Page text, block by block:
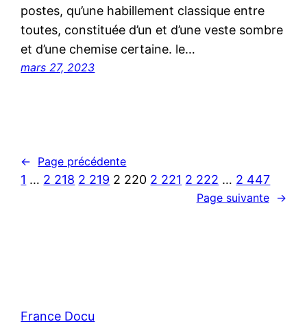
postes, qu’une habillement classique entre
toutes, constituée d’un et d’une veste sombre
et d’une chemise certaine. le…
mars 27, 2023
← Page précédente
1 … 2 218 2 219 2 220 2 221 2 222 … 2 447
Page suivante →
France Docu